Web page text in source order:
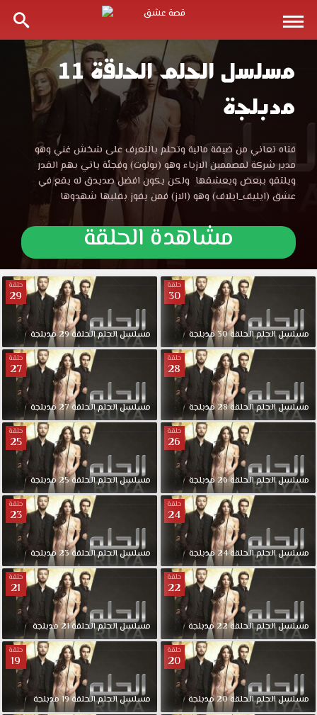
مسلسل
الحلم
الحلقة
مدبلجة
قصة
عشق
مسلسل الحلم الحلقة 11
مدبلجة
مسلسل
الحلم
الحلقة
مدبلجة
موقع
قصة
عشق
الموقع
العربي
الأفضل
لمشاهدة
جديد
حلقات
المسلسلات
التركية
مسلسل
الحلم
الحلقة
11
مدبلجة
كاملة
قصة
عشق
حول
فتاه
تعاني
من
ضيقة
مالية
وتحلم
بالتعرف
على
شخش
غني
وهو
مدير
فتاه تعاني من ضيقة مالية وتحلم بالتعرف على شخش غني وهو
مدير شركة لمصممين الازياء وهو (بولوت) وفجئة ياتي بهم القدر
ويلتقو ببعض ويعشقها ولكن يكون افضل صديدق له يقع في
عشق (ايليف_ايلاف) وهو (الاز) فمن يفوز بقلبها شهدوها
مشاهدة الحلقة
حلقة
30
مسلسلالحلمالحلقة30مدبلجة
حلقة
29
مسلسلالحلمالحلقة29مدبلجة
حلقة
28
مسلسلالحلمالحلقة28مدبلجة
حلقة
27
مسلسلالحلمالحلقة27مدبلجة
حلقة
26
مسلسلالحلمالحلقة26مدبلجة
حلقة
25
مسلسلالحلمالحلقة25مدبلجة
حلقة
24
مسلسلالحلمالحلقة24مدبلجة
حلقة
23
مسلسلالحلمالحلقة23مدبلجة
حلقة
22
مسلسلالحلمالحلقة22مدبلجة
حلقة
21
مسلسلالحلمالحلقة21مدبلجة
حلقة
20
مسلسلالحلمالحلقة20مدبلجة
حلقة
19
مسلسلالحلمالحلقة19مدبلجة